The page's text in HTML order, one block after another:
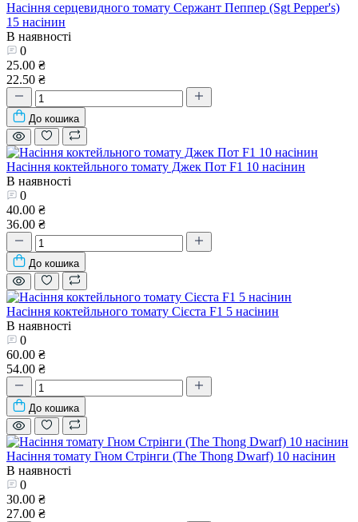
Насіння серцевидного томату Сержант Пеппер (Sgt Pepper's)
15 насінин
В наявності
0
25.00 ₴
22.50 ₴
До кошика
Насіння коктейльного томату Джек Пот F1 10 насінин
В наявності
0
40.00 ₴
36.00 ₴
До кошика
Насіння коктейльного томату Сієста F1 5 насінин
В наявності
0
60.00 ₴
54.00 ₴
До кошика
Насіння томату Гном Стрінги (The Thong Dwarf) 10 насінин
В наявності
0
30.00 ₴
27.00 ₴